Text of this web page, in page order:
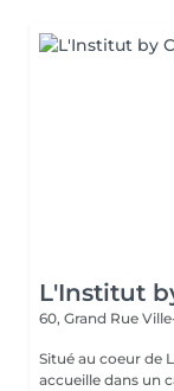
L'Institut
60, Grand Rue
Situé au coeur de
accueille dans un